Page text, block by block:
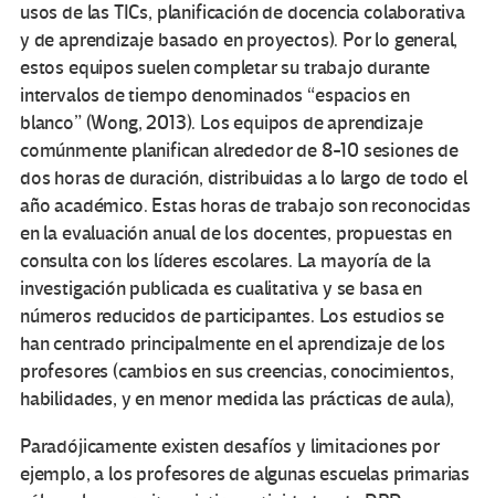
usos de las TICs, planificación de docencia colaborativa
y de aprendizaje basado en proyectos). Por lo general,
estos equipos suelen completar su trabajo durante
intervalos de tiempo denominados “espacios en
blanco” (Wong, 2013). Los equipos de aprendizaje
comúnmente planifican alrededor de 8-10 sesiones de
dos horas de duración, distribuidas a lo largo de todo el
año académico. Estas horas de trabajo son reconocidas
en la evaluación anual de los docentes, propuestas en
consulta con los líderes escolares. La mayoría de la
investigación publicada es cualitativa y se basa en
números reducidos de participantes. Los estudios se
han centrado principalmente en el aprendizaje de los
profesores (cambios en sus creencias, conocimientos,
habilidades, y en menor medida las prácticas de aula),
Paradójicamente existen desafíos y limitaciones por
ejemplo, a los profesores de algunas escuelas primarias